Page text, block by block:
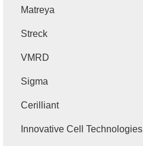
Matreya
Streck
VMRD
Sigma
Cerilliant
Innovative Cell Technologies